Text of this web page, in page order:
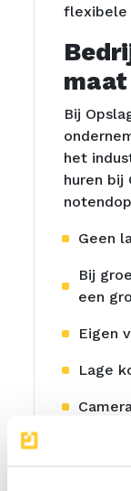
flexibele
maat
Bij
het
huren bij
Geen
Bij
een
Eigen
Lage